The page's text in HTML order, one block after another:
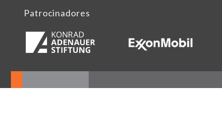
Patrocinadores